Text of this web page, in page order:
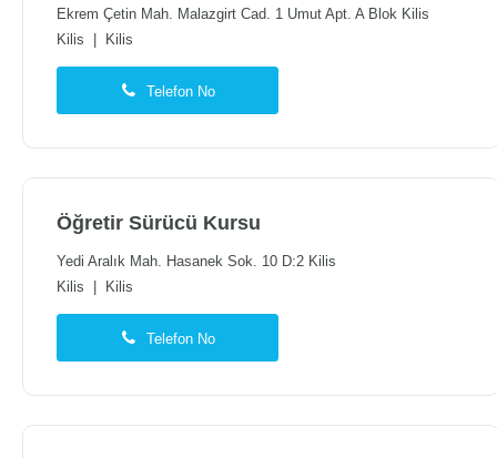
Ekrem Çetin Mah. Malazgirt Cad. 1 Umut Apt. A Blok Kilis
Kilis
Kilis
Telefon No
Öğretir Sürücü Kursu
Yedi Aralık Mah. Hasanek Sok. 10 D:2 Kilis
Kilis
Kilis
Telefon No